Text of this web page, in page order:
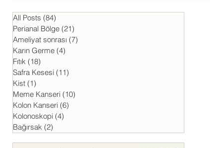
All Posts (84)84 yazı
Perianal Bölge (21)21 yazı
Ameliyat sonrası (7)7 yazı
Karın Germe (4)4 yazı
Fıtık (18)18 yazı
Safra Kesesi (11)11 yazı
Kist (1)1 yazı
Meme Kanseri (10)10 yazı
Kolon Kanseri (6)6 yazı
Kolonoskopi (4)4 yazı
Bağırsak (2)2 yazı
Nedir?